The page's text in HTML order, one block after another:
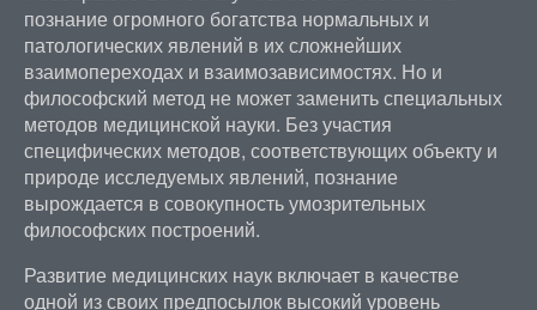
познание огромного богатства нормальных и
патологических явлений в их сложнейших
взаимопереходах и взаимозависимостях. Но и
философский метод не может заменить специальных
методов медицинской науки. Без участия
специфических методов, соответствующих объекту и
природе исследуемых явлений, познание
вырождается в совокупность умозрительных
философских построений.
Развитие медицинских наук включает в качестве
одной из своих предпосылок высокий уровень